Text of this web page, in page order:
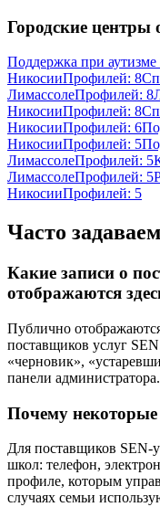
Городские центры
Поддержка при
НикосииПрофилей: 8
ЛимассолеПрофилей: 8
НикосииПрофилей: 8
НикосииПрофилей: 6
НикосииПрофилей: 5
ЛимассолеПрофилей: 5
ЛимассолеПрофилей: 5
НикосииПрофилей: 5
Часто
Какие записи о
отображаются
Публично
поставщиков услуг
«черновик»,
панели администратора.
Почему
Для поставщиков SEN-
школ: телефон,
профиле, которым
случаях семьи